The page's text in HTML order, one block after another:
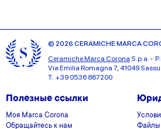
© 2026 CERAMICHE MARCA
Ceramiche Marca Corona S.p.a. -
Via Emilia Romagna 7, 41049
T: +39 0536 867200
Полезные ссылки
Моя Marca Corona
Обращайтесь к нам
Файлы